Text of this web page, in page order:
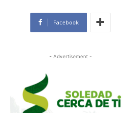
Facebook
- Advertisement -